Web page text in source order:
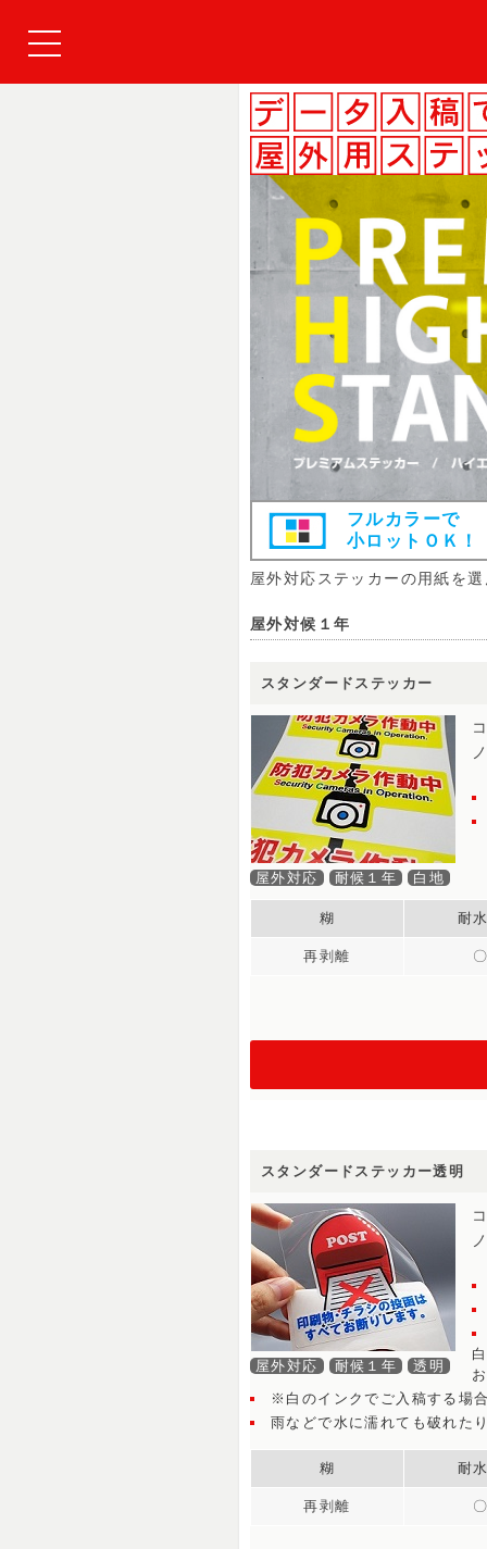
フルカラーで
小ロットＯＫ！
屋外対応ステッカーの用紙を
屋外対候１年
スタンダードステッカー
屋外対応 耐候１年 白地
糊 耐
再剥離
スタンダードステッカー透明
屋外対応 耐候１年 透明
※白のインクでご入稿する場
雨などで水に濡れても破れた
糊 耐
再剥離